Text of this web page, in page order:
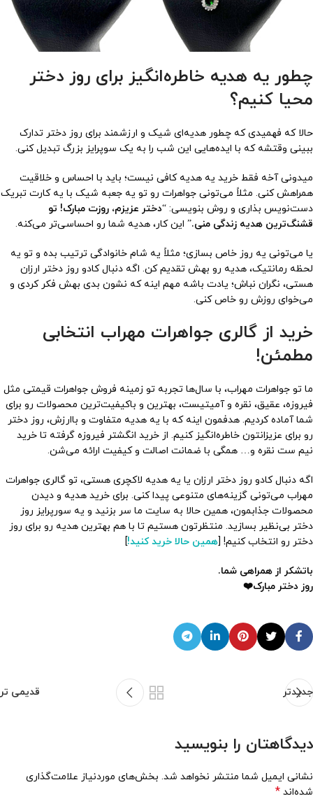
چطور یه هدیه خاطره‌انگیز برای روز دختر
محیا کنیم؟
حالا که فهمیدی که چطور هدیه‌ای شیک و ارزشمند برای روز دختر تدارک
ببینی وقتشه که با ایده‌هایی این شب را به یک سوپرایز بزرگ تبدیل کنی.
میدونی آخه فقط خرید یه هدیه کافی نیست؛ باید با احساس و خلاقیت
همراهش کنی. مثلاً می‌تونی جواهرات رو تو یه جعبه شیک با یه کارت تبریک
دست‌نویس بذاری و روش بنویسی: “دختر عزیزم، روزت مبارک! تو
قشنگ‌ترین هدیه زندگی منی.” این کار، هدیه شما رو احساسی‌تر می‌کنه.
یا می‌تونی یه روز خاص بسازی؛ مثلاً یه شام خانوادگی ترتیب بده و تو یه
لحظه رمانتیک، هدیه رو بهش تقدیم کن. اگه دنبال کادو روز دختر ارزان
هستی، نگران نباش؛ یادت باشه مهم اینه که نشون بدی بهش فکر کردی و
می‌خوای روزش رو خاص کنی.
خرید از گالری جواهرات مهراب انتخابی
مطمئن!
ما تو جواهرات مهراب، با سال‌ها تجربه تو زمینه فروش جواهرات قیمتی مثل
فیروزه، عقیق، نقره و آمیتیست، بهترین و باکیفیت‌ترین محصولات رو برای
شما آماده کردیم. هدفمون اینه که با یه هدیه متفاوت و باارزش، روز دختر
رو برای عزیزانتون خاطره‌انگیز کنیم. از خرید انگشتر فیروزه گرفته تا خرید
نیم ست نقره و… همگی با ضمانت اصالت و کیفیت ارائه می‌شن.
اگه دنبال کادو روز دختر ارزان یا یه هدیه لاکچری هستی، تو گالری جواهرات
مهراب می‌تونی گزینه‌های متنوعی پیدا کنی. برای خرید هدیه و دیدن
محصولات جذابمون، همین حالا به سایت ما سر بزنید و یه سورپرایز روز
دختر بی‌نظیر بسازید. منتظرتون هستیم تا با هم بهترین هدیه رو برای روز
دختر رو انتخاب کنیم! [همین حالا خرید کنید!]
باتشکر از همراهی شما.
روز دختر مبارک❤️
جدیدتر قدیمی تر
دیدگاهتان را بنویسید
نشانی ایمیل شما منتشر نخواهد شد. بخش‌های موردنیاز علامت‌گذاری
شده‌اند *